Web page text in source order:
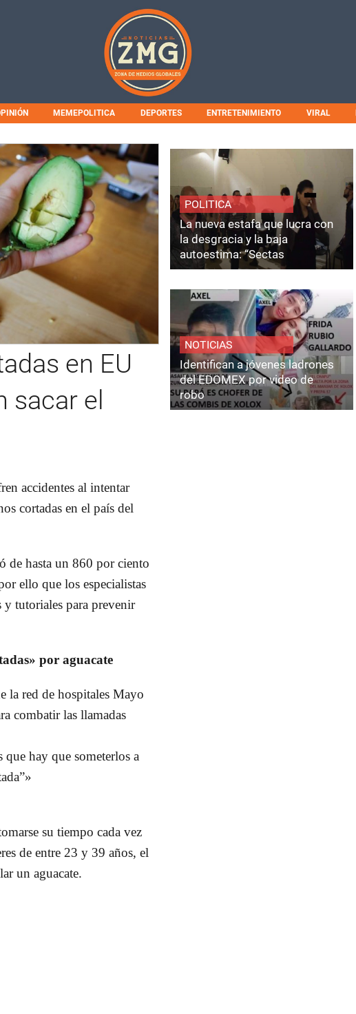
MEMEPOLITICA DEPORTES ENTRETENIMIENTO VIRAL
en EU
sacar el
accidentes al intentar
cortadas en el país del
de hasta un 860 por ciento
ello que los especialistas
y tutoriales para prevenir
por aguacate
la red de hospitales Mayo
combatir las llamadas
hay que someterlos a
su tiempo cada vez
de entre 23 y 39 años, el
un aguacate.
POLITICA
La nueva estafa que lucra con
la desgracia y la baja
autoestima: “Sectas
Coaching”
NOTICIAS
Identifican a jóvenes ladrones
del EDOMEX por video de
robo